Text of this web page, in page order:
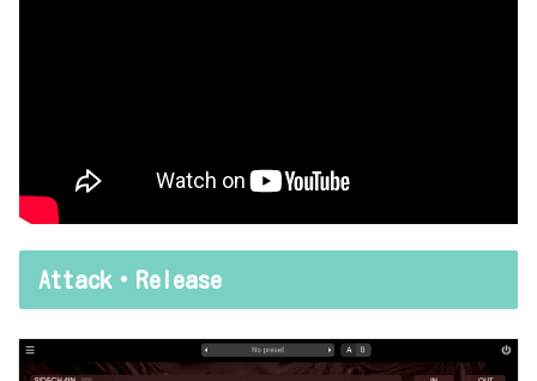
Attack・Release